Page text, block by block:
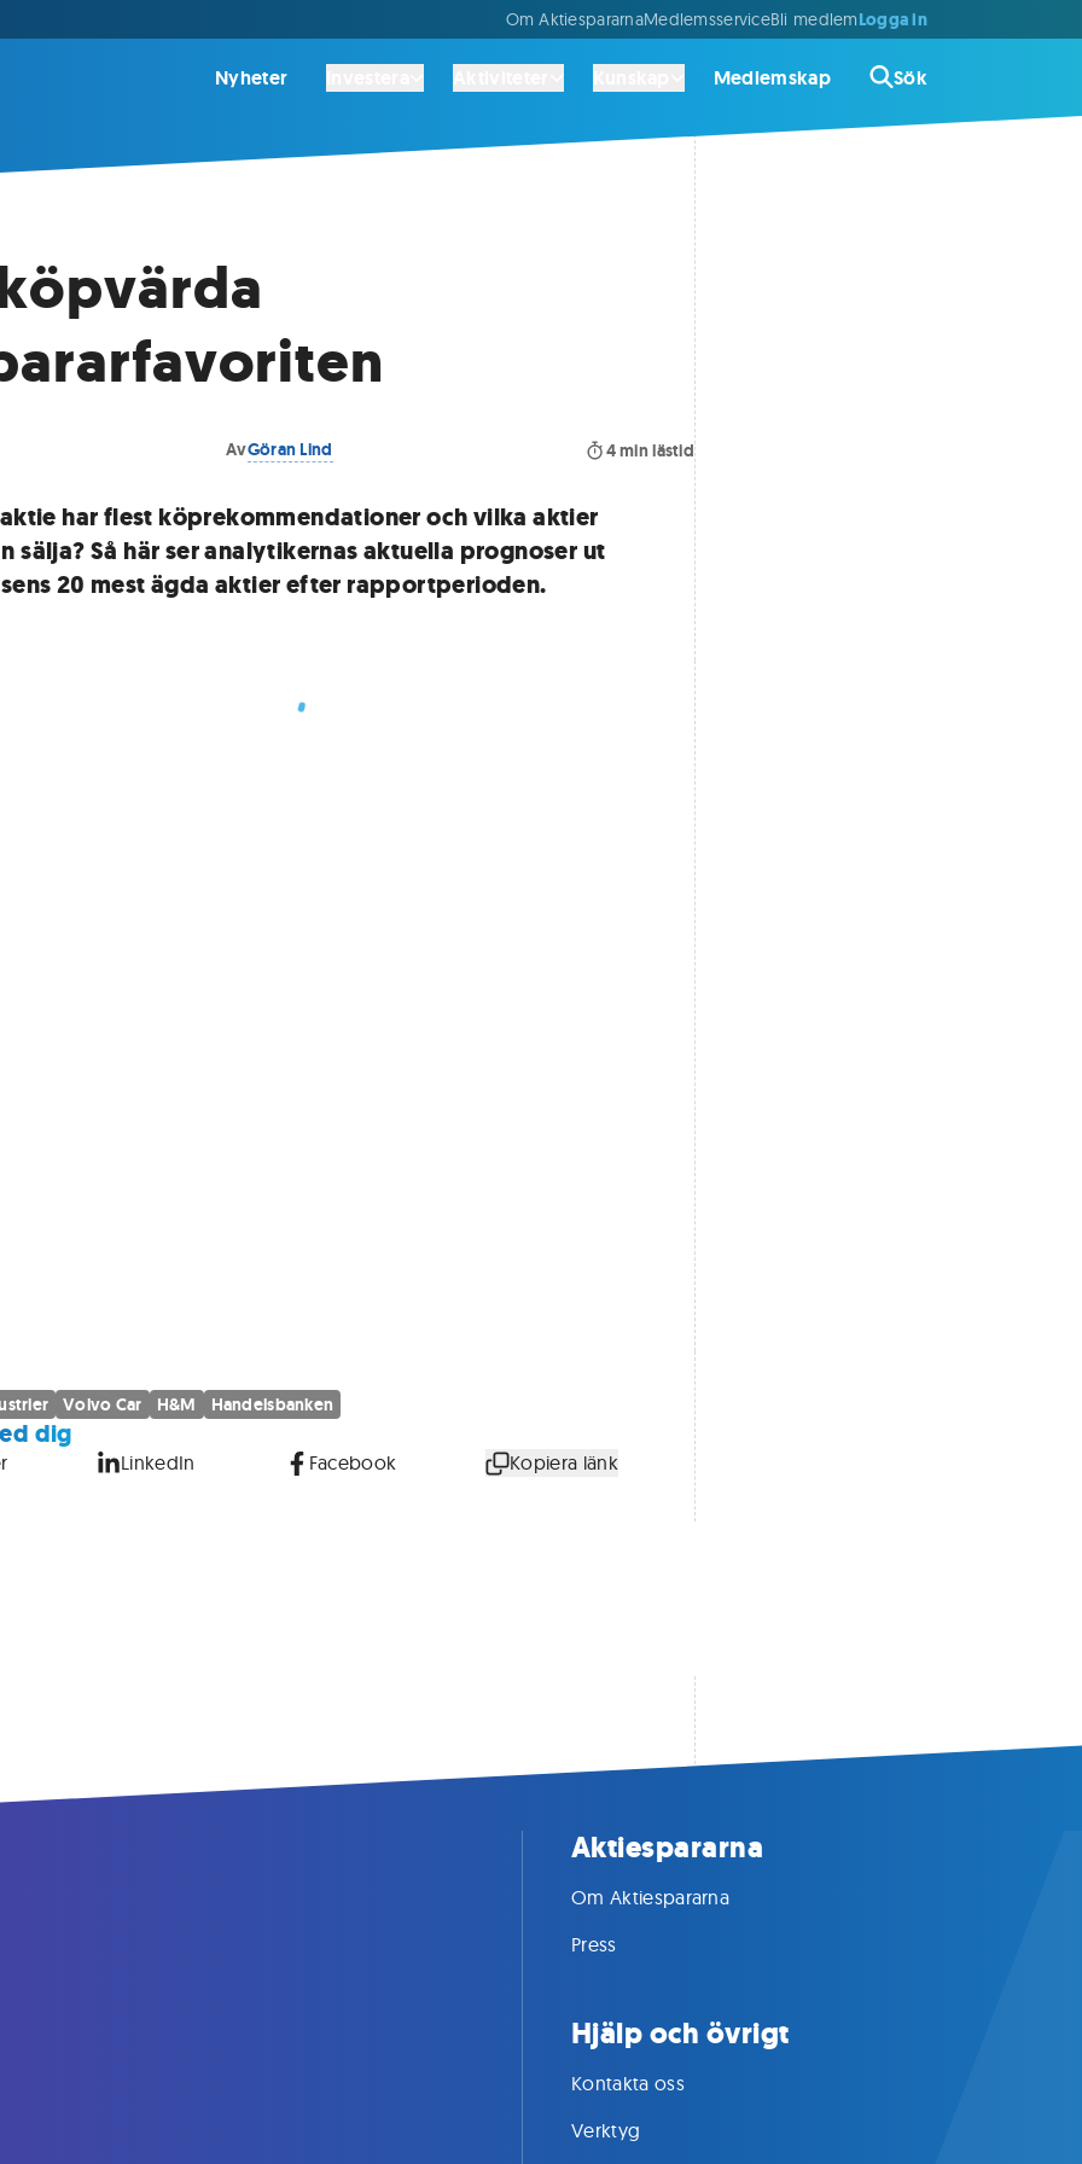
Om AktiespararnaMedlemsserviceBli medlemLogga in
Nyheter Medlemskap Sök
AvGöran Lind 4min lästid
har flest köprekommendationer och vilka aktier
sälja? Så här ser analytikernas aktuella prognoser ut
20 mest ägda aktier efter rapportperioden.
Volvo Car H&M Handelsbanken
dig
LinkedIn Facebook Kopiera länk
Aktiespararna
Om Aktiespararna
Press
Hjälp och övrigt
Kontakta oss
Verktyg